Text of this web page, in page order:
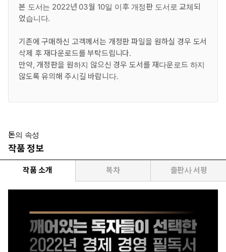
본 도서는 2022년 03월 10일 이후 개정판 도서로 교체되
었습니다.
기존에 구매하신 고객께서는 개정판 파일을 원하실 경우 도서
삭제 후 재다운로드를 부탁드립니다.
만약, 개정판을 원하지 않으신 경우 도서를 재다운로드 하지
않도록 유의해 주시길 바랍니다.
돈의 속성
작품 정보
작품 소개 목차 출판사 서평